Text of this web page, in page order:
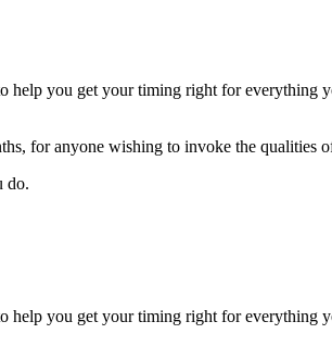
help you get your timing right for
for anyone wishing to invoke the qualities
do.
help you get your timing right for